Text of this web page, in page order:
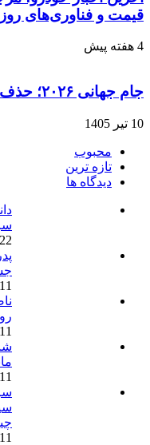
قیمت و فناوری‌های روز
4 هفته پیش
جام جهانی ۲۰۲۶؛ حذف مدعیان و ظهور شگفتی‌ها
10 تیر 1405
محبوب
تازه ترین
دیدگاه ها
22 مرداد 1404
11 خرداد 1404
11 خرداد 1404
11 خرداد 1404
11 خرداد 1404